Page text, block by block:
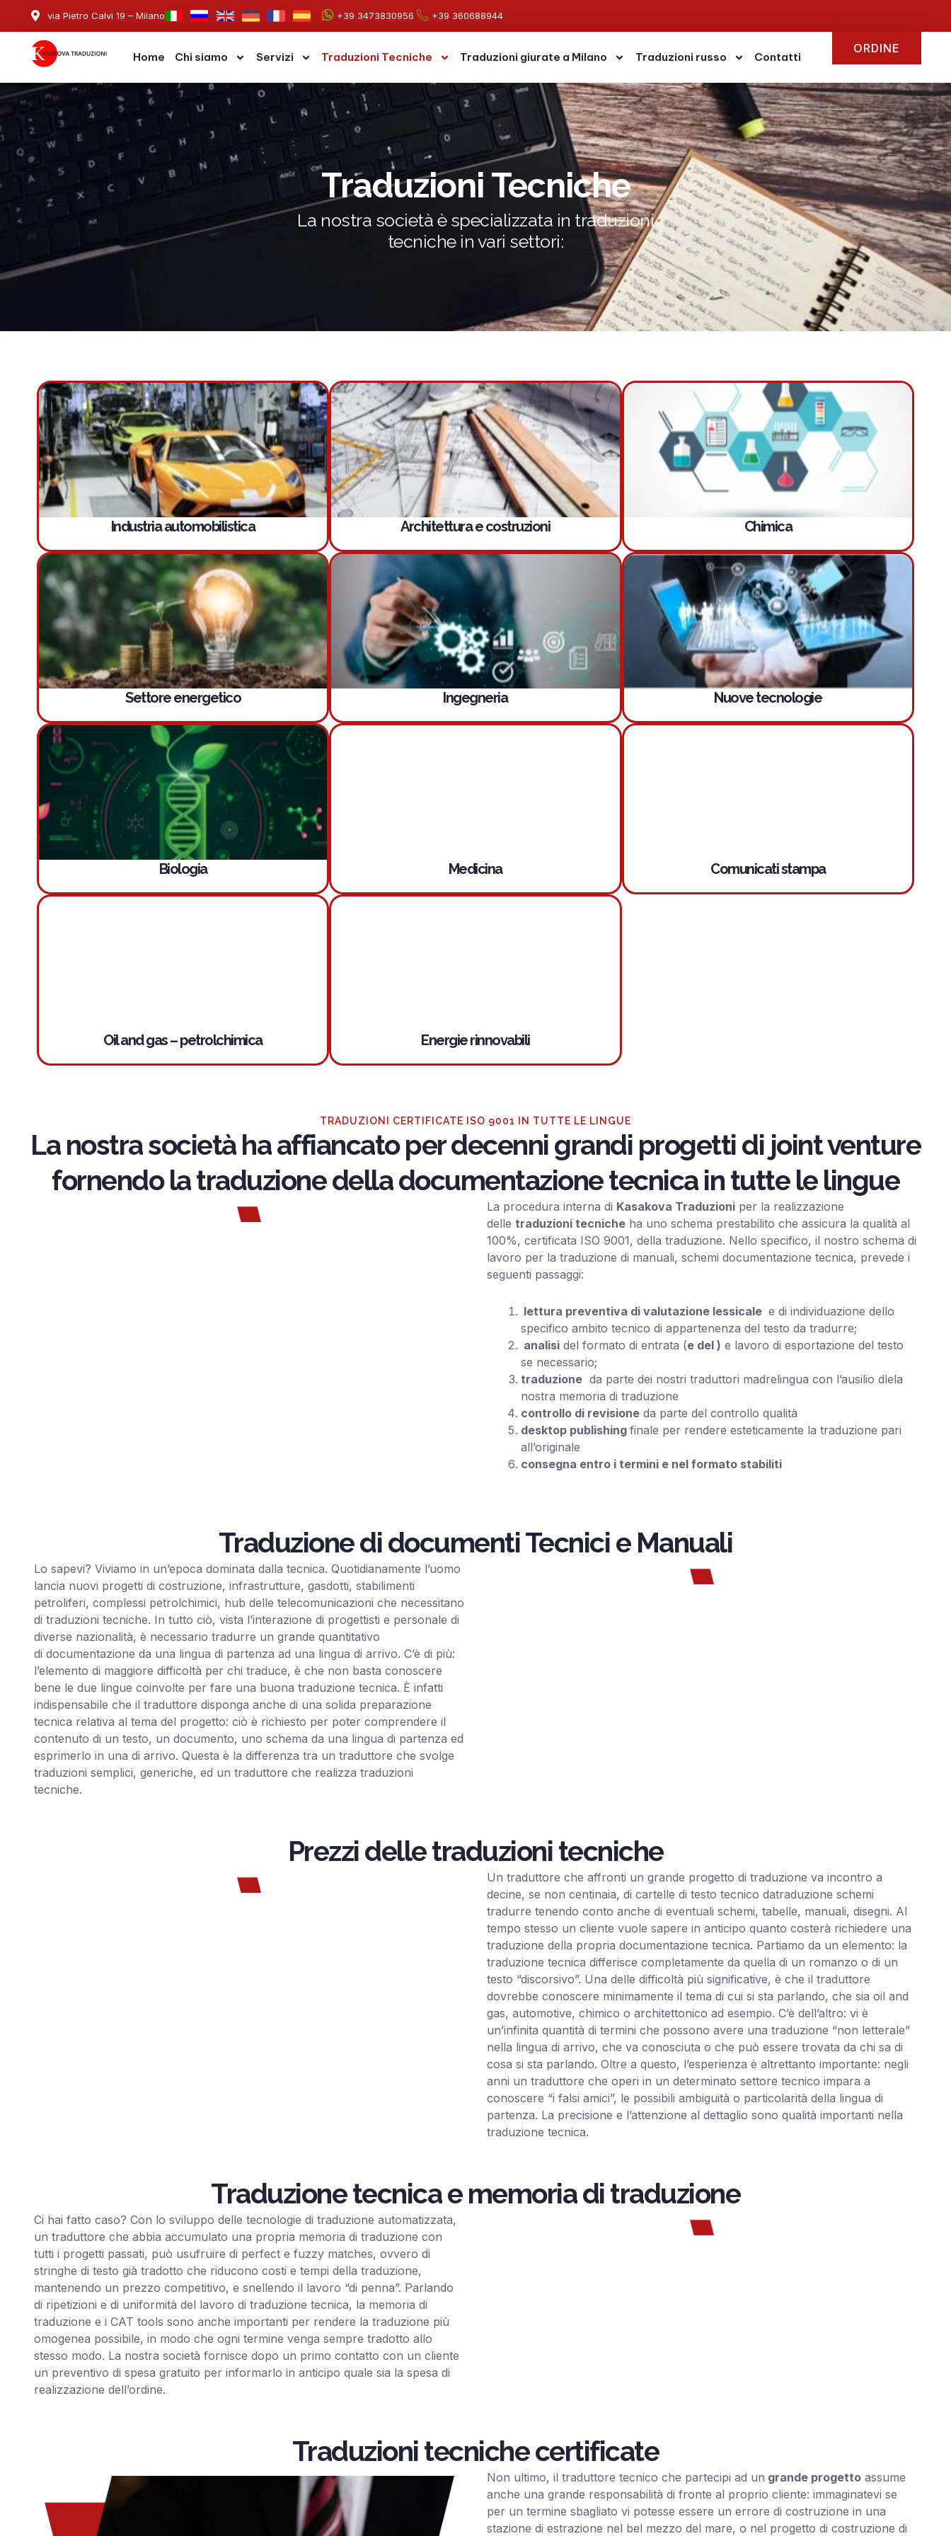
content
via Pietro Calvi 19 – Milano +39 3473830956 +39 360688944
Home Chi siamo Servizi Traduzioni Tecniche Traduzioni giurate a Milano Traduzioni russo Contatti
ORDINE
Traduzioni Tecniche
La nostra società è specializzata in traduzioni
tecniche in vari settori:
Industria automobilistica Architettura e costruzioni Chimica
Settore energetico Ingegneria Nuove tecnologie
Biologia Medicina Comunicati stampa
Oil and gas – petrolchimica Energie rinnovabili
TRADUZIONI CERTIFICATE ISO 9001 IN TUTTE LE LINGUE
La nostra società ha affiancato per decenni grandi progetti di joint venture
fornendo la traduzione della documentazione tecnica in tutte le lingue
La procedura interna di Kasakova Traduzioni per la realizzazione
delle traduzioni tecniche ha uno schema prestabilito che assicura la qualità al
100%, certificata ISO 9001, della traduzione. Nello specifico, il nostro schema di
lavoro per la traduzione di manuali, schemi documentazione tecnica, prevede i
seguenti passaggi:
lettura preventiva di valutazione lessicale e di individuazione dello
specifico ambito tecnico di appartenenza del testo da tradurre;
analisi del formato di entrata (e del ) e lavoro di esportazione del testo
se necessario;
traduzione da parte dei nostri traduttori madrelingua con l’ausilio dlela
nostra memoria di traduzione
controllo di revisione da parte del controllo qualità
desktop publishing finale per rendere esteticamente la traduzione pari
all’originale
consegna entro i termini e nel formato stabiliti
Traduzione di documenti Tecnici e Manuali
Lo sapevi? Viviamo in un’epoca dominata dalla tecnica. Quotidianamente l’uomo
lancia nuovi progetti di costruzione, infrastrutture, gasdotti, stabilimenti
petroliferi, complessi petrolchimici, hub delle telecomunicazioni che necessitano
di traduzioni tecniche. In tutto ciò, vista l’interazione di progettisti e personale di
diverse nazionalità, è necessario tradurre un grande quantitativo
di documentazione da una lingua di partenza ad una lingua di arrivo. C’è di più:
l’elemento di maggiore difficoltà per chi traduce, è che non basta conoscere
bene le due lingue coinvolte per fare una buona traduzione tecnica. È infatti
indispensabile che il traduttore disponga anche di una solida preparazione
tecnica relativa al tema del progetto: ciò è richiesto per poter comprendere il
contenuto di un testo, un documento, uno schema da una lingua di partenza ed
esprimerlo in una di arrivo. Questa è la differenza tra un traduttore che svolge
traduzioni semplici, generiche, ed un traduttore che realizza traduzioni
tecniche.
Prezzi delle traduzioni tecniche
Un traduttore che affronti un grande progetto di traduzione va incontro a
decine, se non centinaia, di cartelle di testo tecnico datraduzione schemi
tradurre tenendo conto anche di eventuali schemi, tabelle, manuali, disegni. Al
tempo stesso un cliente vuole sapere in anticipo quanto costerà richiedere una
traduzione della propria documentazione tecnica. Partiamo da un elemento: la
traduzione tecnica differisce completamente da quella di un romanzo o di un
testo “discorsivo”. Una delle difficoltà più significative, è che il traduttore
dovrebbe conoscere minimamente il tema di cui si sta parlando, che sia oil and
gas, automotive, chimico o architettonico ad esempio. C’è dell’altro: vi è
un’infinita quantità di termini che possono avere una traduzione “non letterale”
nella lingua di arrivo, che va conosciuta o che può essere trovata da chi sa di
cosa si sta parlando. Oltre a questo, l’esperienza è altrettanto importante: negli
anni un traduttore che operi in un determinato settore tecnico impara a
conoscere “i falsi amici”, le possibili ambiguità o particolarità della lingua di
partenza. La precisione e l’attenzione al dettaglio sono qualità importanti nella
traduzione tecnica.
Traduzione tecnica e memoria di traduzione
Ci hai fatto caso? Con lo sviluppo delle tecnologie di traduzione automatizzata,
un traduttore che abbia accumulato una propria memoria di traduzione con
tutti i progetti passati, può usufruire di perfect e fuzzy matches, ovvero di
stringhe di testo già tradotto che riducono costi e tempi della traduzione,
mantenendo un prezzo competitivo, e snellendo il lavoro “di penna”. Parlando
di ripetizioni e di uniformità del lavoro di traduzione tecnica, la memoria di
traduzione e i CAT tools sono anche importanti per rendere la traduzione più
omogenea possibile, in modo che ogni termine venga sempre tradotto allo
stesso modo. La nostra società fornisce dopo un primo contatto con un cliente
un preventivo di spesa gratuito per informarlo in anticipo quale sia la spesa di
realizzazione dell’ordine.
Traduzioni tecniche certificate
Non ultimo, il traduttore tecnico che partecipi ad un grande progetto assume
anche una grande responsabilità di fronte al proprio cliente: immaginatevi se
per un termine sbagliato vi potesse essere un errore di costruzione in una
stazione di estrazione nel bel mezzo del mare, o nel progetto di costruzione di